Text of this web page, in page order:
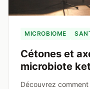
MICROBIOME
Cétones et
microbiote
Découvrez